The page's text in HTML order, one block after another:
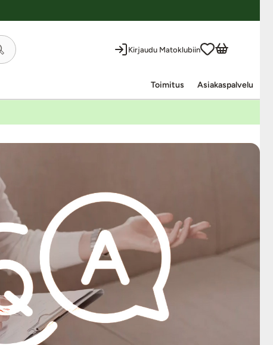
Kirjaudu Matoklubiin
Toimitus Asiakaspalvelu